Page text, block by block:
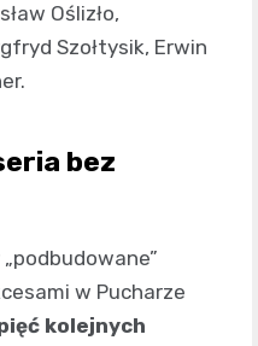
Oślizło,
Szołtysik, Erwin
bez
w Pucharze
kolejnych